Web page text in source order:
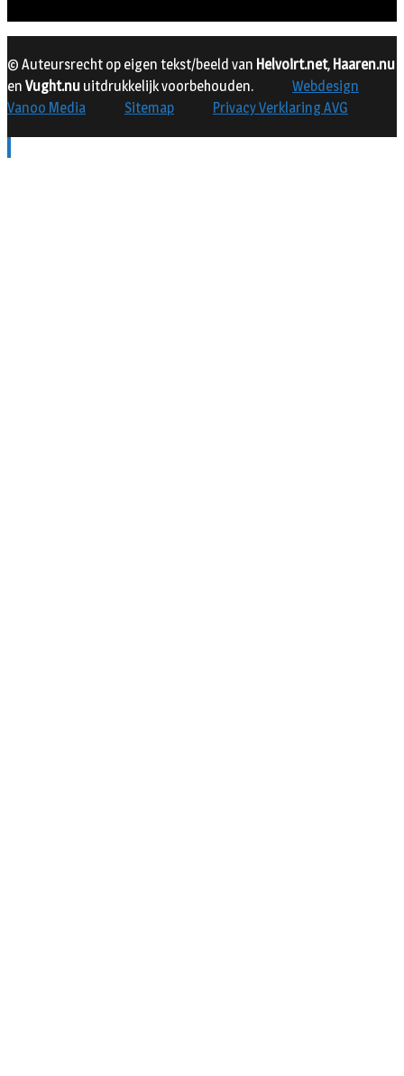
© Auteursrecht op eigen tekst/beeld van Helvoirt.net, Haaren.nu
en Vught.nu uitdrukkelijk voorbehouden.
Webdesign
Vanoo Media
Sitemap Privacy Verklaring AVG